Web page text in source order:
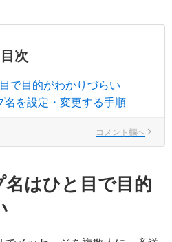
目次
で目的がわかりづらい
名を設定・変更する手順
コメント欄へ
はひと目で目的